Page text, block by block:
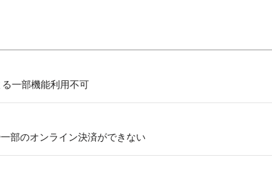
る一部機能利用不可
部のオンライン決済ができない